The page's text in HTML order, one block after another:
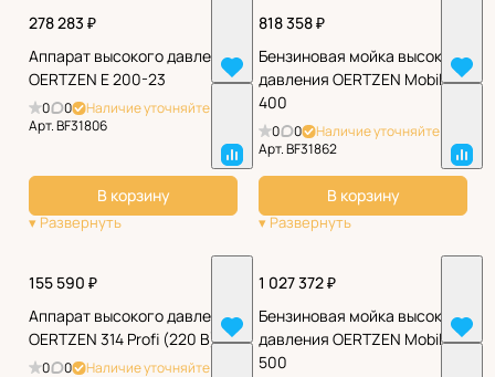
278 283 ₽
Аппарат высокого давления
OERTZEN E 200-23
0 0
Наличие уточняйте
Арт.BF31806
В корзину
818 358 ₽
Бензиновая мойка высокого
давления OERTZEN Mobil
400
0 0
Наличие уточняйте
Арт.BF31862
В корзину
155 590 ₽
Аппарат высокого давления
OERTZEN 314 Profi (220 В)
0 0
Наличие уточняйте
1 027 372 ₽
Бензиновая мойка высокого
давления OERTZEN Mobil
500